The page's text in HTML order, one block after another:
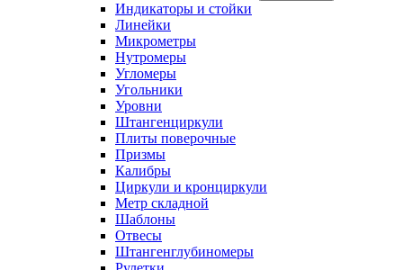
Индикаторы и стойки
Линейки
Микрометры
Нутромеры
Угломеры
Угольники
Уровни
Штангенциркули
Плиты поверочные
Призмы
Калибры
Циркули и кронциркули
Метр складной
Шаблоны
Отвесы
Штангенглубиномеры